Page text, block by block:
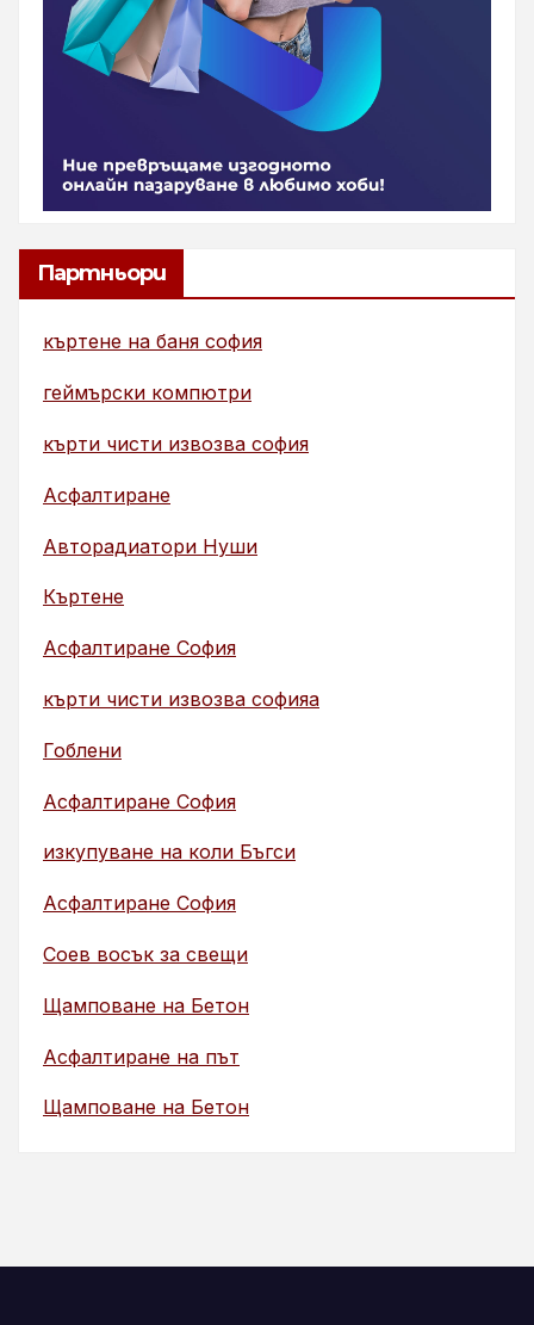
Партньори
къртене на баня софия
геймърски компютри
кърти чисти извозва софия
Асфалтиране
Авторадиатори Нуши
Къртене
Асфалтиране София
кърти чисти извозва софияа
Гоблени
Асфалтиране София
изкупуване на коли Бъгси
Асфалтиране София
Соев восък за свещи
Щамповане на Бетон
Асфалтиране на път
Щамповане на Бетон